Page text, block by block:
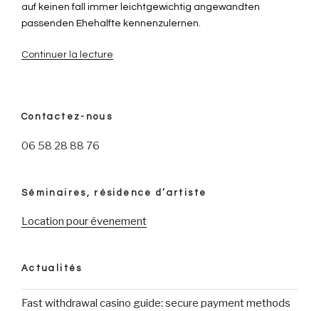
auf keinen fall immer leichtgewichtig angewandten
passenden Ehehalfte kennenzulernen.
Continuer la lecture
2024 »
Contactez-nous
06 58 28 88 76
Séminaires, résidence d’artiste
Location pour évenement
Actualités
Fast withdrawal casino guide: secure payment methods